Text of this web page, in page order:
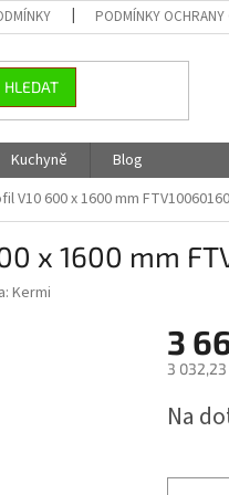
PODMÍNKY
HLEDAT
Kuchyně
Blog
V10 600 x 1600 mm
x 1600 mm
Kermi
3
3 032,23
cena:
Na